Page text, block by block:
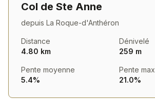
Col de Ste Anne
depuis La Roque-d'Anthéron
Distance
4.80 km
Dénivelé
259 m
Pente moyenne
5.4%
Pente max
21.0%